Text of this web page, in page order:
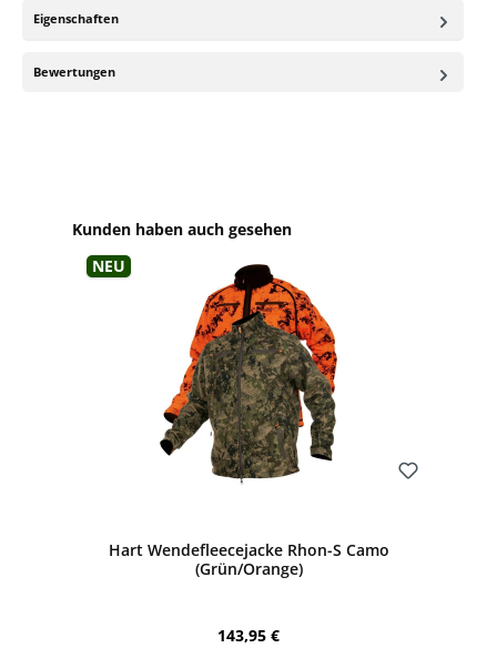
Eigenschaften
Bewertungen
Produktgalerie überspringen
Kunden haben auch gesehen
Neu
Hart Wendefleecejacke Rhon-S Camo
(Grün/Orange)
Regulärer Preis:
143,95 €